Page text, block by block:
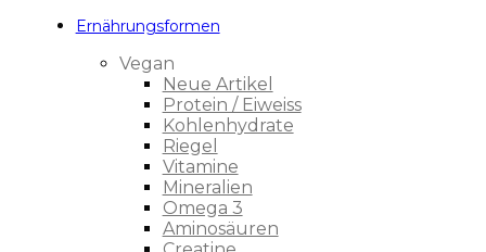
Ernährungsformen
Vegan
Neue Artikel
Protein / Eiweiss
Kohlenhydrate
Riegel
Vitamine
Mineralien
Omega 3
Aminosäuren